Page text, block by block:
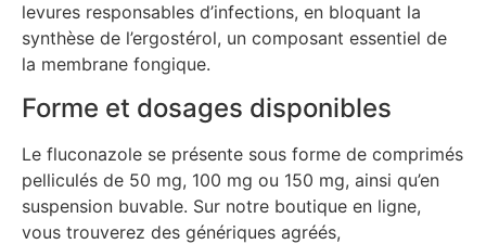
levures responsables d’infections, en bloquant la
synthèse de l’ergostérol, un composant essentiel de
la membrane fongique.
Forme et dosages disponibles
Le fluconazole se présente sous forme de comprimés
pelliculés de 50 mg, 100 mg ou 150 mg, ainsi qu’en
suspension buvable. Sur notre boutique en ligne,
vous trouverez des génériques agréés,